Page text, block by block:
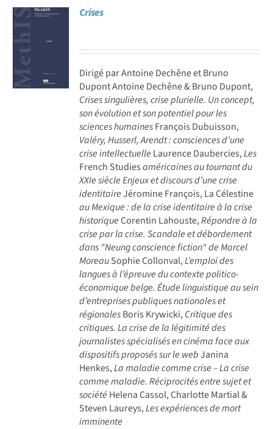
Achat en ligne
Panier WooCommerce
Crises
Dirigé par Antoine Dechêne et Bruno
Dupont Antoine Dechêne & Bruno Dupont,
Crises singulières, crise plurielle. Un concept,
son évolution et son potentiel pour les
sciences humainesFrançois Dubuisson,
Valéry, Husserl, Arendt : consciences d’une
crise intellectuelle Laurence Daubercies,Les
French Studiesaméricaines au tournant du
XXIe siècle Enjeux et discours d’une crise
identitaireJéromine François, La Célestine
au Mexique : de la crise identitaire à la crise
historiqueCorentin Lahouste,Répondre à la
crise par la crise. Scandale et débordement
dans "Neung conscience fiction" de Marcel
MoreauSophie Collonval,L’emploi des
langues à l’épreuve du contexte politico-
économique belge. Étude linguistique au sein
d’entreprises publiques nationales et
régionalesBoris Krywicki,Critique des
critiques. La crise de la légitimité des
journalistes spécialisés en cinéma face aux
dispositifs proposés sur le webJanina
Henkes,La maladie comme crise – La crise
comme maladie. Réciprocités entre sujet et
sociétéHelena Cassol, Charlotte Martial &
Steven Laureys,Les expériences de mort
imminente